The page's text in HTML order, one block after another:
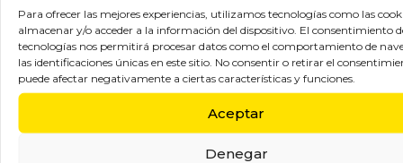
Para ofrecer las mejores experiencias, utilizamos tecnologías como las
almacenar y/o acceder a la información del dispositivo. El consentimiento
tecnologías nos permitirá procesar datos como el comportamiento de
las identificaciones únicas en este sitio. No consentir o retirar el
puede afectar negativamente a ciertas características y funciones.
Aceptar
Denegar
CONEXIÓN
RECTOS C30010
Racores unión
para conexión
fabricación de